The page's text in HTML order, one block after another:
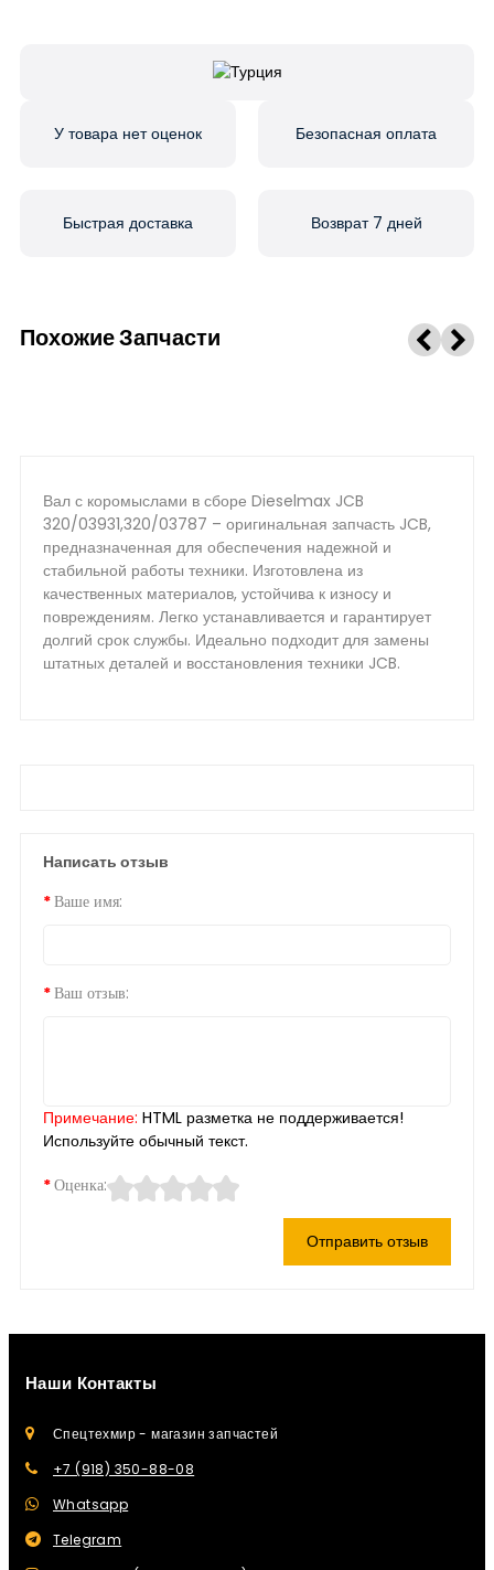
У товара нет оценок Безопасная оплата
Быстрая доставка Возврат 7 дней
Похожие Запчасти
Вал с коромыслами в сборе Dieselmax JCB
320/03931,320/03787 – оригинальная запчасть JCB,
предназначенная для обеспечения надежной и
стабильной работы техники. Изготовлена из
качественных материалов, устойчива к износу и
повреждениям. Легко устанавливается и гарантирует
долгий срок службы. Идеально подходит для замены
штатных деталей и восстановления техники JCB.
Написать отзыв
Ваше имя:
Ваш отзыв:
Примечание: HTML разметка не поддерживается!
Используйте обычный текст.
Оценка:
Отправить отзыв
Наши Контакты
Спецтехмир - магазин запчастей
+7 (918) 350-88-08
Whatsapp
Telegram